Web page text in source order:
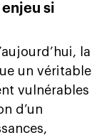
si
la
un véritable
vulnérables
d’un